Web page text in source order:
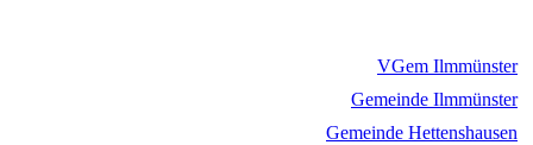
VGem Ilmmünster
Gemeinde Ilmmünster
Gemeinde Hettenshausen